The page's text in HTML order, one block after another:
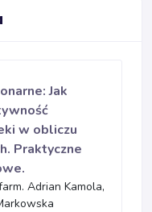
Jak
w obliczu
Praktyczne
Adrian Kamola,